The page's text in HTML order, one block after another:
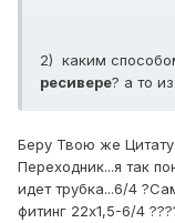
2) каким
ресивере? а то
Беру Твою же
Переходник...я так
идет трубка...6/4
фитинг 22х1,5-6/4